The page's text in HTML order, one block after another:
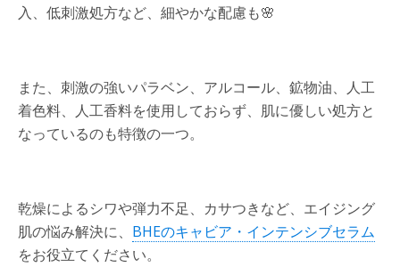
入、低刺激処方など、細やかな配慮も🌸
また、刺激の強いパラベン、アルコール、鉱物油、人工
着色料、人工香料を使用しておらず、肌に優しい処方と
なっているのも特徴の一つ。
乾燥によるシワや弾力不足、カサつきなど、エイジング
肌の悩み解決に、 BHEのキャビア・インテンシブセラム
をお役立てください。